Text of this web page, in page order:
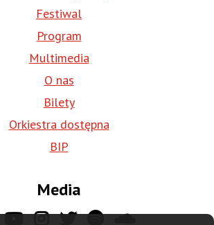
Festiwal
Program
Multimedia
O nas
Bilety
Orkiestra dostępna
BIP
Media